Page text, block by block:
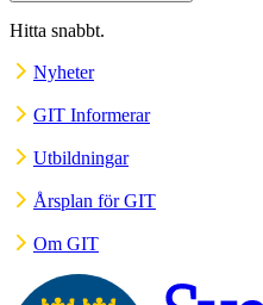
Hitta snabbt.
Nyheter
GIT Informerar
Utbildningar
Årsplan för GIT
Om GIT